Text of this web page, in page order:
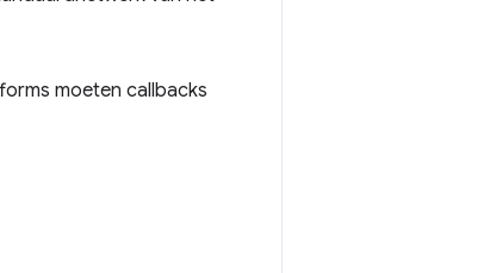
moeten callbacks